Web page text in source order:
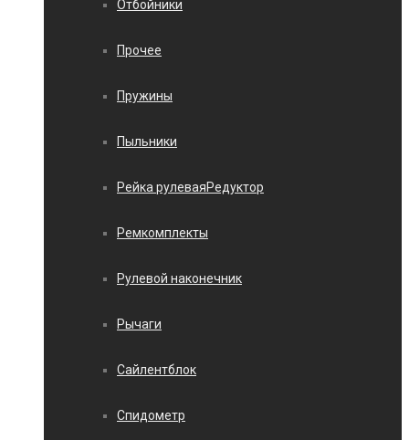
Отбойники
Прочее
Пружины
Пыльники
Рейка рулеваяРедуктор
Ремкомплекты
Рулевой наконечник
Рычаги
Сайлентблок
Спидометр